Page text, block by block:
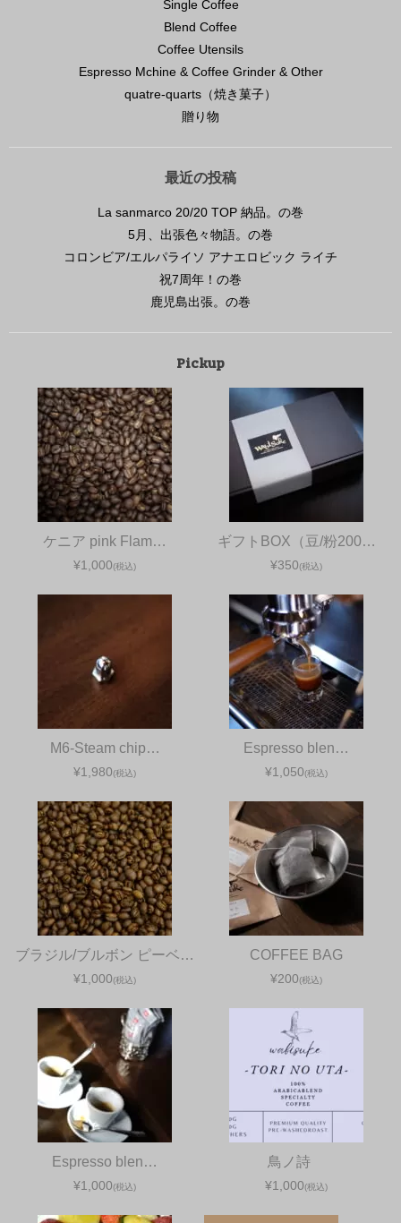
Single Coffee
Blend Coffee
Coffee Utensils
Espresso Mchine & Coffee Grinder & Other
quatre-quarts（焼き菓子）
贈り物
最近の投稿
La sanmarco 20/20 TOP 納品。の巻
5月、出張色々物語。の巻
コロンビア/エルパライソ アナエロビック ライチ
祝7周年！の巻
鹿児島出張。の巻
Pickup
ケニア pink Flam…
¥1,000(税込)
ギフトBOX（豆/粉200…
¥350(税込)
M6-Steam chip…
¥1,980(税込)
Espresso blen…
¥1,050(税込)
ブラジル/ブルボン ピーベ…
¥1,000(税込)
COFFEE BAG
¥200(税込)
Espresso blen…
¥1,000(税込)
鳥ノ詩
¥1,000(税込)